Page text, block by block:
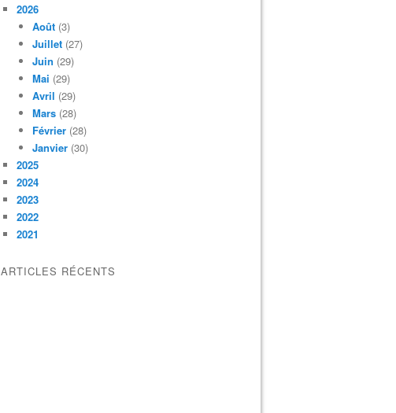
2026
Août (3)
Juillet (27)
Juin (29)
Mai (29)
Avril (29)
Mars (28)
Février (28)
Janvier (30)
2025
2024
2023
2022
2021
ARTICLES RÉCENTS